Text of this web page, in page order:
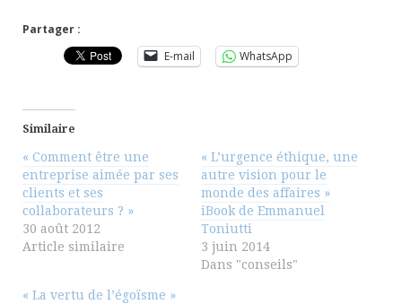
Partager :
E-mail
WhatsApp
Similaire
« Comment être une
entreprise aimée par ses
clients et ses
collaborateurs ? »
30 août 2012
Article similaire
« L’urgence éthique, une
autre vision pour le
monde des affaires »
iBook de Emmanuel
Toniutti
3 juin 2014
Dans "conseils"
« La vertu de l’égoïsme »